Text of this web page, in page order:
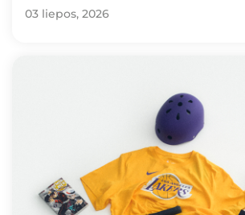
03 liepos, 2026